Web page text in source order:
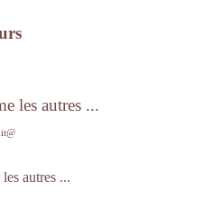
les autres ...